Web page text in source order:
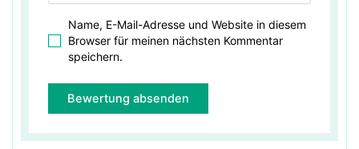
Name, E-Mail-Adresse und Website in diesem
Browser für meinen nächsten Kommentar
speichern.